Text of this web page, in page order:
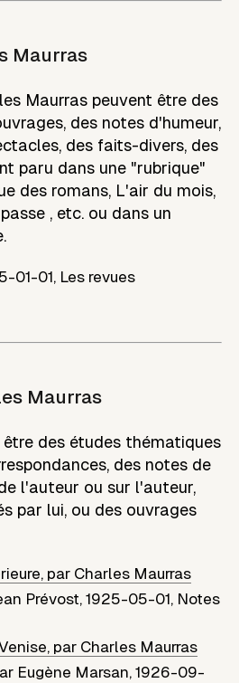
Maurras
Maurras peuvent être des
des notes d'humeur,
des faits-divers, des
paru dans une "rubrique"
des romans, L'air du mois,
, etc. ou dans un
01-01, Les revues
Maurras
des études thématiques
des notes de
l'auteur ou sur l'auteur,
par lui, ou des ouvrages
par Charles Maurras
Prévost, 1925-05-01, Notes
par Charles Maurras
Eugène Marsan, 1926-09-